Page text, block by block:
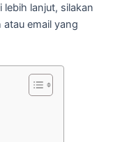
lanjut, silakan
email yang